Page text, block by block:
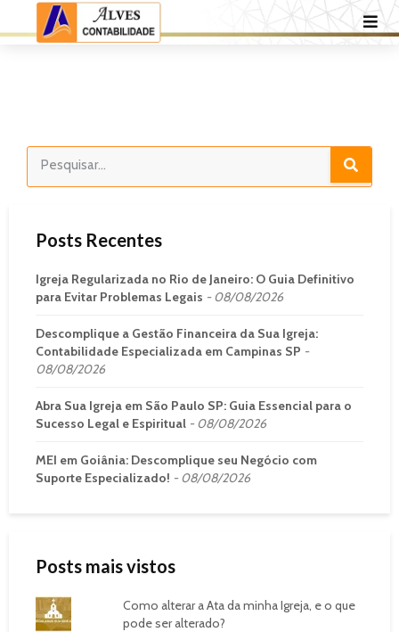
Posts Recentes
Igreja Regularizada no Rio de Janeiro: O Guia Definitivo
para Evitar Problemas Legais
08/08/2026
Descomplique a Gestão Financeira da Sua Igreja:
Contabilidade Especializada em Campinas SP
08/08/2026
Abra Sua Igreja em São Paulo SP: Guia Essencial para o
Sucesso Legal e Espiritual
08/08/2026
MEI em Goiânia: Descomplique seu Negócio com
Suporte Especializado!
08/08/2026
Posts mais vistos
Como alterar a Ata da minha Igreja, e o que
pode ser alterado?